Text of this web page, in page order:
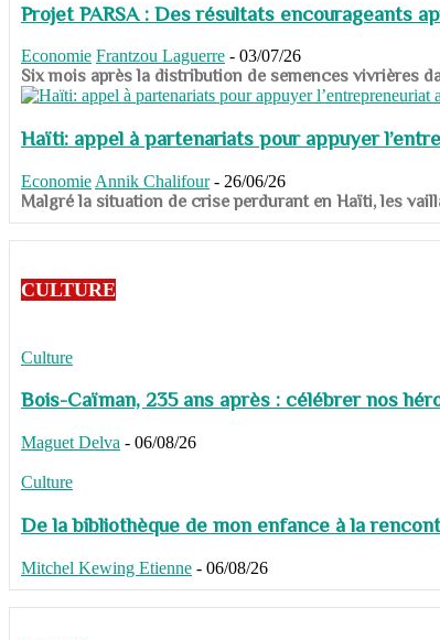
Projet PARSA : Des résultats encourageants
Economie Frantzou Laguerre - 03/07/26
​​​​​​​Six mois après la distribution de semences vivrières
Haïti: appel à partenariats pour appuyer
Economie Annik Chalifour - 26/06/26
​​​​​​​Malgré la situation de crise perdurant en Haïti, les
CULTURE
Culture
Bois-Caïman, 235 ans après : célébrer nos
Maguet Delva - 06/08/26
Culture
De la bibliothèque de mon enfance à la
Mitchel Kewing Etienne - 06/08/26